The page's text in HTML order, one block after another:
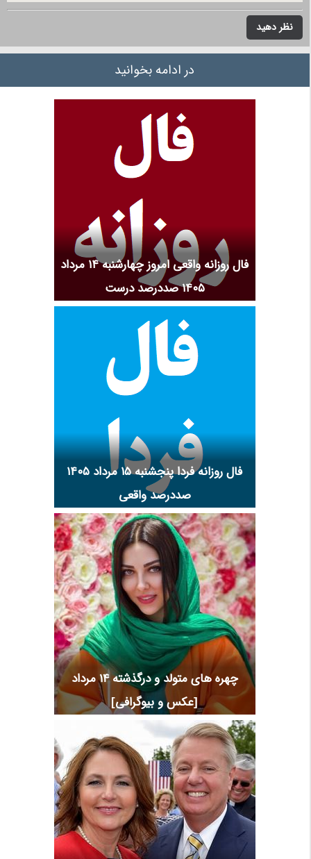
نظر دهید
در ادامه بخوانید
فال روزانه واقعی امروز چهارشنبه ۱۴ مرداد
۱۴۰۵ صددرصد درست
فال روزانه فردا پنجشنبه ۱۵ مرداد ۱۴۰۵
صددرصد واقعی
چهره های متولد و درگذشته 14 مرداد
[عکس و بیوگرافی]